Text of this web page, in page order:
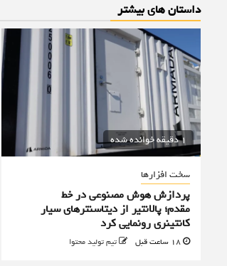
داستان های بیشتر
1 دقیقه خوانده شده
سخت افزارها
پردازش هوش مصنوعی در خط
مقدم؛ پالانتیر از دیتاسنترهای سیار
کانتینری رونمایی کرد
تیم تولید محتوا